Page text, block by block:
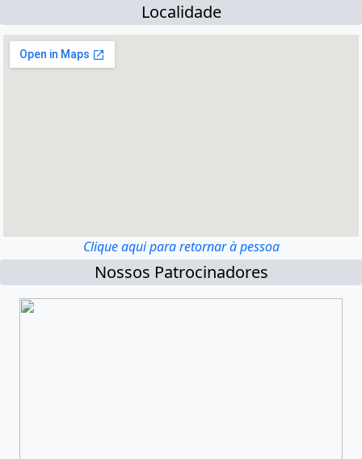
Localidade
Clique aqui para retornar à pessoa
Nossos Patrocinadores